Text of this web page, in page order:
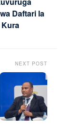
Daftari la
NEXT POST